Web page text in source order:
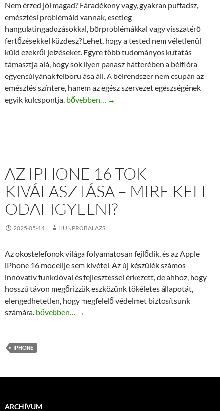
Nem érzed jól magad? Fáradékony vagy, gyakran puffadsz,
emésztési problémáid vannak, esetleg
hangulatingadozásokkal, bőrproblémákkal vagy visszatérő
fertőzésekkel küzdesz? Lehet, hogy a tested nem véletlenül
küld ezekről jelzéseket. Egyre több tudományos kutatás
támasztja alá, hogy sok ilyen panasz hátterében a bélflóra
egyensúlyának felborulása áll. A bélrendszer nem csupán az
emésztés színtere, hanem az egész szervezet egészségének
egyik kulcspontja. Nem érzed jól magad? Lehet, hogy a
bővebben… →
AZ IPHONE 16 TOK
KIVÁLASZTÁSA – MIRE KELL
ODAFIGYELNI?
2025-05-14 HUNPROBALAZS
Az okostelefonok világa folyamatosan fejlődik, és az Apple
iPhone 16 modellje sem kivétel. Az új készülék számos
innovatív funkcióval és fejlesztéssel érkezett, de ahhoz, hogy
hosszú távon megőrizzük eszközünk tökéletes állapotát,
elengedhetetlen, hogy megfelelő védelmet biztosítsunk
számára. Az iPhone 16 Tok kiválasztása – Mire kell odafigyelni?
bővebben… →
IPHONE
ARCHÍVUM